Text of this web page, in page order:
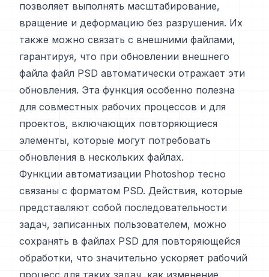
позволяет выполнять масштабирование,
вращение и деформацию без разрушения. Их
также можно связать с внешними файлами,
гарантируя, что при обновлении внешнего
файла файл PSD автоматически отражает эти
обновления. Эта функция особенно полезна
для совместных рабочих процессов и для
проектов, включающих повторяющиеся
элементы, которые могут потребовать
обновления в нескольких файлах.
Функции автоматизации Photoshop тесно
связаны с форматом PSD. Действия, которые
представляют собой последовательности
задач, записанных пользователем, можно
сохранять в файлах PSD для повторяющейся
обработки, что значительно ускоряет рабочий
процесс для таких задач, как изменение